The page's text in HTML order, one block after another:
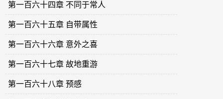
第一百六十四章 不同于常人
第一百六十五章 自带属性
第一百六十六章 意外之喜
第一百六十七章 故地重游
第一百六十八章 预感